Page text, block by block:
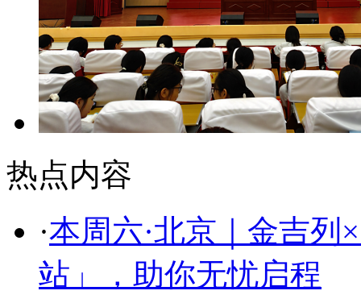
热点内容
·本周六·北京｜金吉列
站」，助你无忧启程